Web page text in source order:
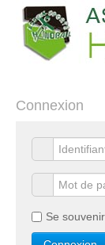
Connexion
Se